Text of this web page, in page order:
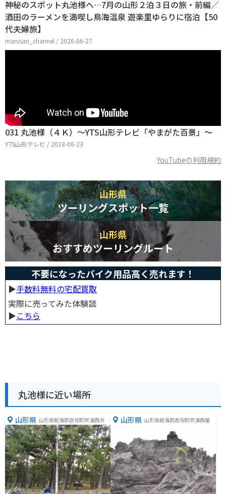
神秘のスポット丸池様へ…7月の山形２泊３日の旅・前編／
酒田のラーメンを満喫し鳥海温泉 遊楽里ゆらりに宿泊【50
代夫婦旅】
marusan_channel / 2026-06-27
031 丸池様（４Ｋ）～YTS山形テレビ「やまがた百景」～
YTS山形テレビ / 2018-06-23
YouTubeの利用規約
山形県
ツーリングスポット一覧
山形県
おすすめツーリングルート
不要になったバイク用品高く売れます！
▶︎手数料無料の宅配買取
実際に売ってみた体験談
▶︎こちら
丸池様に近い場所
山形県 山形県飽海郡遊佐町吹浦西浜２
−６２
山形県 山形県飽海郡遊佐町吹浦西楯